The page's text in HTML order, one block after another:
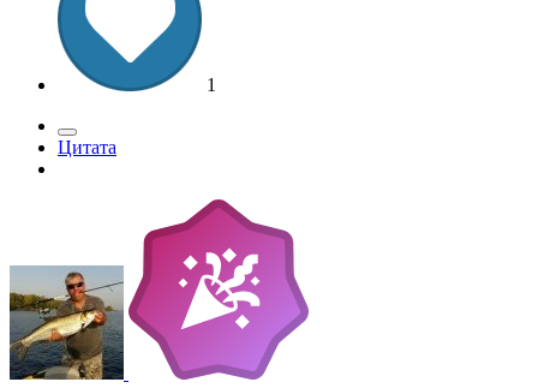
1
Цитата